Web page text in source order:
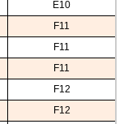
E10
F11
F11
F11
F12
F12